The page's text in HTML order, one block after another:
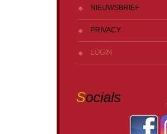
NIEUWSBRIEF
PRIVACY
LOGIN
Socials